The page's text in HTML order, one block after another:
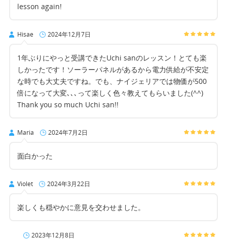
lesson again!
Hisae 2024年12月7日
1年ぶりにやっと受講できたUchi sanのレッスン！とても楽
しかったです！ソーラーパネルがあるから電力供給が不安定
な時でも大丈夫ですね。でも、ナイジェリアでは物価が500
倍になって大変､､､って楽しく色々教えてもらいました(^^)
Thank you so much Uchi san!!
Maria 2024年7月2日
面白かった
Violet 2024年3月22日
楽しくも穏やかに意見を交わせました。
2023年12月8日